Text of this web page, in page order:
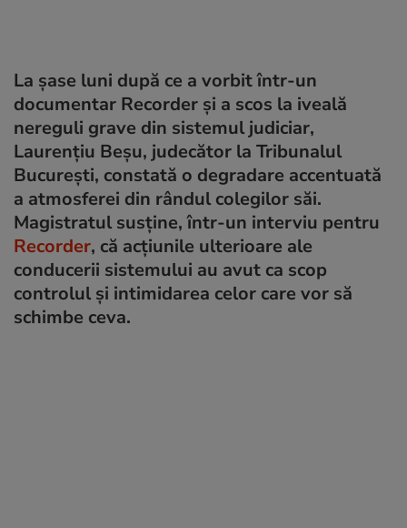
La șase luni după ce a vorbit într-un
documentar Recorder și a scos la iveală
nereguli grave din sistemul judiciar,
Laurențiu Beșu, judecător la Tribunalul
București, constată o degradare accentuată
a atmosferei din rândul colegilor săi.
Magistratul susține, într-un interviu pentru
Recorder, că acțiunile ulterioare ale
conducerii sistemului au avut ca scop
controlul și intimidarea celor care vor să
schimbe ceva.